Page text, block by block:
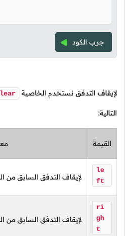
جرب الكود
لإيقاف التدفق نستخدم الخاصية
التالية:
القيمة
le
ft
لإيقاف التدفق السابق من
ri
gh
t
لإيقاف التدفق السابق من